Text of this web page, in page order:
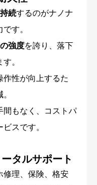
続するのがナノナ
す。
強度を誇り、落下
。
作性が向上するた
間もなく、コストパ
スです。
タルサポート
修理、保険、格安